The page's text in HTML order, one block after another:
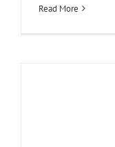
Read More